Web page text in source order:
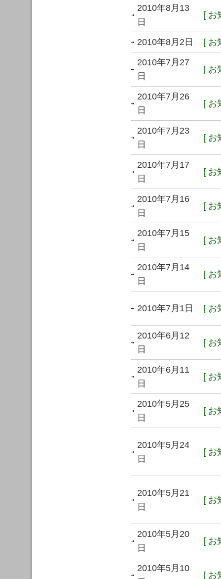
2010年8月13
日
[ お
2010年8月2日 [ お
2010年7月27
日
[ お
2010年7月26
日
[ お
2010年7月23
日
[ お
2010年7月17
日
[ お
2010年7月16
日
[ お
2010年7月15
日
[ お
2010年7月14
日
[ お
2010年7月1日 [ お
2010年6月12
日
[ お
2010年6月11
日
[ お
2010年5月25
日
[ お
2010年5月24
日
[ お
2010年5月21
日
[ お
2010年5月20
日
[ お
2010年5月10
[ お